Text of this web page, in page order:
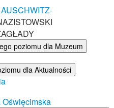
AUSCHWITZ-
poziomu dla Muzeum
dla Aktualności